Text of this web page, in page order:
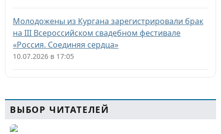
Молодожены из Кургана зарегистрировали брак
на III Всероссийском свадебном фестивале
«Россия. Соединяя сердца»
10.07.2026 в 17:05
ВЫБОР ЧИТАТЕЛЕЙ